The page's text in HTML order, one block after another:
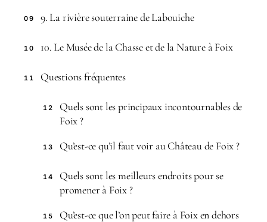
09 9. La rivière souterraine de Labouiche
10 10. Le Musée de la Chasse et de la Nature à Foix
11 Questions fréquentes
12
Quels sont les principaux incontournables de
Foix ?
13 Qu’est-ce qu’il faut voir au Château de Foix ?
14
Quels sont les meilleurs endroits pour se
promener à Foix ?
15
Qu’est-ce que l’on peut faire à Foix en dehors